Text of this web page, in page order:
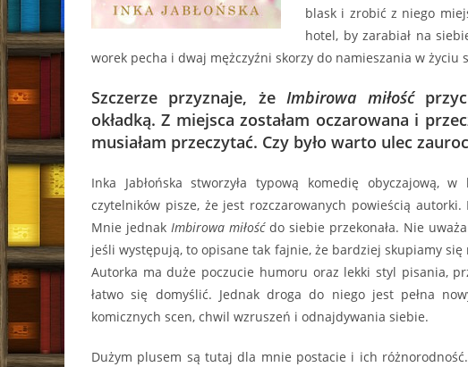
blask i zrobić z niego
hotel, by zarabiał na
worek pecha i dwaj mężczyźni skorzy do namieszania w życiu
Szczerze przyznaje, żeImbirowa miłość
okładką. Z miejsca zostałam oczarowana i
musiałam przeczytać. Czy było warto ulec
Inka Jabłońska stworzyła typową komedię obyczajową,
czytelników pisze, że jest rozczarowanych powieścią
Mnie jednak Imbirowa miłośćdo siebie przekonała. Nie
jeśli występują, to opisane tak fajnie, że bardziej skupiamy
Autorka ma duże poczucie humoru oraz lekki styl pisania,
łatwo się domyślić. Jednak droga do niego jest pełna
komicznych scen, chwil wzruszeń i odnajdywania siebie.
Dużym plusem są tutaj dla mnie postacie i ich